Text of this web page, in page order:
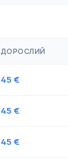
ДОРОСЛИЙ
45 €
45 €
45 €